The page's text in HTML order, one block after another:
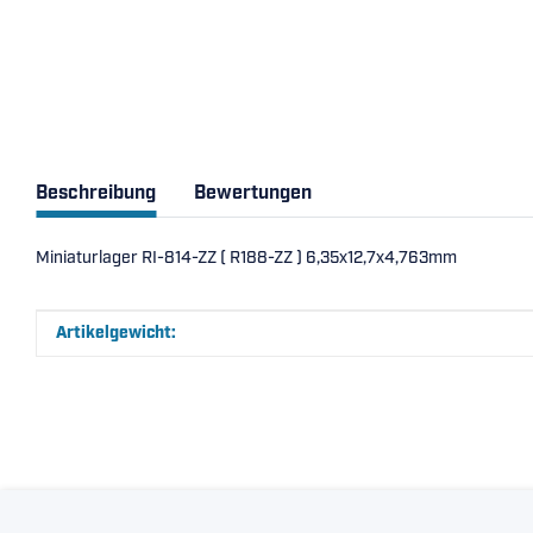
Beschreibung Bewertungen
Miniaturlager RI-814-ZZ ( R188-ZZ ) 6,35x12,7x4,763mm
Produkteigenschaft
Wert
Artikelgewicht: